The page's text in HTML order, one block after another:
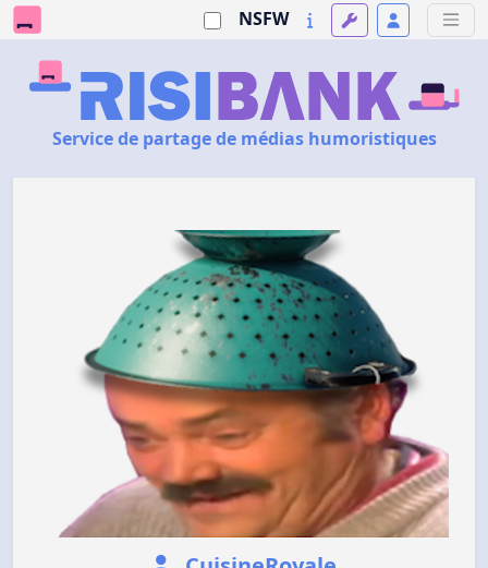
NSFW
Service de partage de médias humoristiques